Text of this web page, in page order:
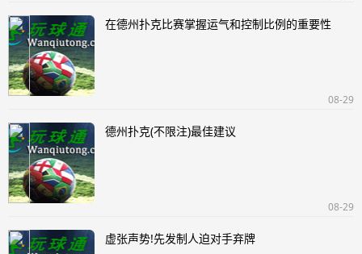
在德州扑克比赛掌握运气和控制比例的重要性
08-29
德州扑克(不限注)最佳建议
08-29
虚张声势!先发制人迫对手弃牌